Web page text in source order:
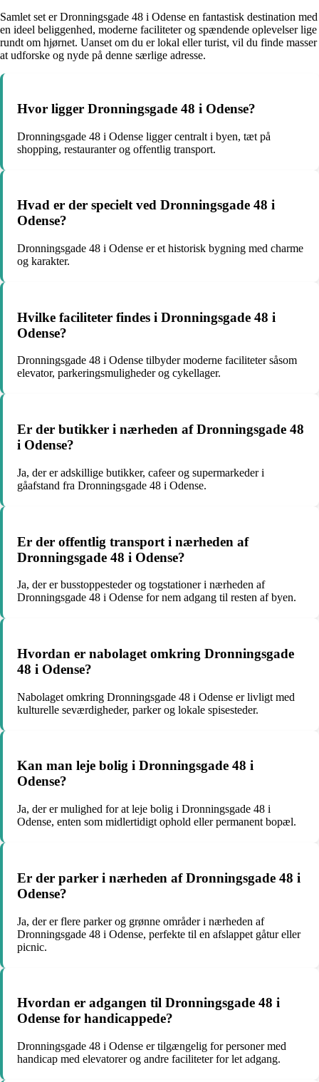
Samlet set er Dronningsgade 48 i Odense en fantastisk destination med
en ideel beliggenhed, moderne faciliteter og spændende oplevelser lige
rundt om hjørnet. Uanset om du er lokal eller turist, vil du finde masser
at udforske og nyde på denne særlige adresse.
Hvor ligger Dronningsgade 48 i Odense?
Dronningsgade 48 i Odense ligger centralt i byen, tæt på
shopping, restauranter og offentlig transport.
Hvad er der specielt ved Dronningsgade 48 i
Odense?
Dronningsgade 48 i Odense er et historisk bygning med charme
og karakter.
Hvilke faciliteter findes i Dronningsgade 48 i
Odense?
Dronningsgade 48 i Odense tilbyder moderne faciliteter såsom
elevator, parkeringsmuligheder og cykellager.
Er der butikker i nærheden af Dronningsgade 48
i Odense?
Ja, der er adskillige butikker, cafeer og supermarkeder i
gåafstand fra Dronningsgade 48 i Odense.
Er der offentlig transport i nærheden af
Dronningsgade 48 i Odense?
Ja, der er busstoppesteder og togstationer i nærheden af
Dronningsgade 48 i Odense for nem adgang til resten af byen.
Hvordan er nabolaget omkring Dronningsgade
48 i Odense?
Nabolaget omkring Dronningsgade 48 i Odense er livligt med
kulturelle seværdigheder, parker og lokale spisesteder.
Kan man leje bolig i Dronningsgade 48 i
Odense?
Ja, der er mulighed for at leje bolig i Dronningsgade 48 i
Odense, enten som midlertidigt ophold eller permanent bopæl.
Er der parker i nærheden af Dronningsgade 48 i
Odense?
Ja, der er flere parker og grønne områder i nærheden af
Dronningsgade 48 i Odense, perfekte til en afslappet gåtur eller
picnic.
Hvordan er adgangen til Dronningsgade 48 i
Odense for handicappede?
Dronningsgade 48 i Odense er tilgængelig for personer med
handicap med elevatorer og andre faciliteter for let adgang.